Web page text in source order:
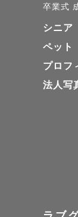
卒業式
シニア
ペット
プロフ
法人写